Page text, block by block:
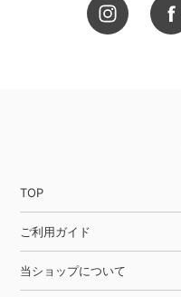
TOP
ご利用ガイド
当ショップについて